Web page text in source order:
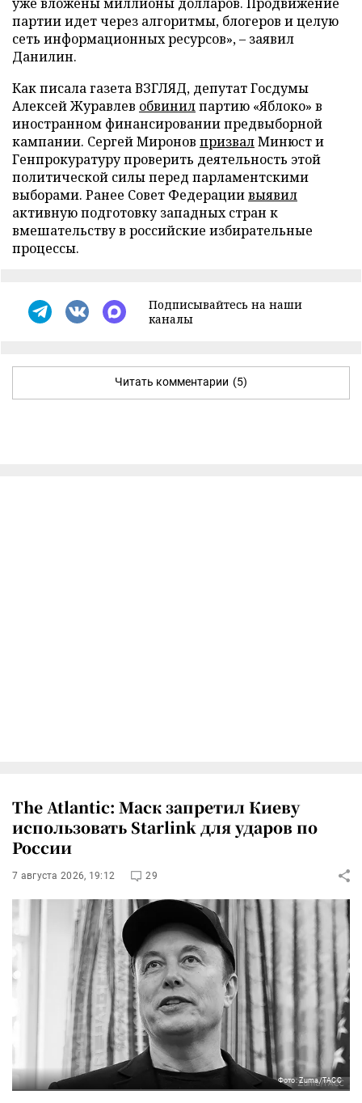
партии идет через алгоритмы, блогеров и целую
сеть информационных ресурсов», – заявил
Данилин.
Как писала газета ВЗГЛЯД, депутат Госдумы
Алексей Журавлев обвинилпартию «Яблоко» в
иностранном финансировании предвыборной
кампании. Сергей Миронов призвалМинюст и
Генпрокуратуру проверить деятельность этой
политической силы перед парламентскими
выборами. Ранее Совет Федерациивыявил
активную подготовку западных стран к
вмешательству в российские избирательные
процессы.
Подписывайтесь на наши
каналы
Читать комментарии (5)
The Atlantic: Маск запретил Киеву
использовать Starlink для ударов по
России
7 августа 2026, 19:12 29
Фото: Zuma/ТАСС